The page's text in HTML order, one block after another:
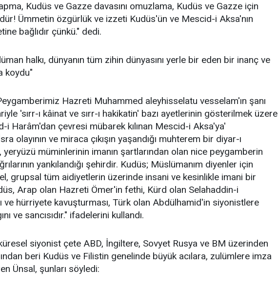
Kudüs ve Gazze davasını omuzlama, Kudüs ve Gazze için
Ümmetin özgürlük ve izzeti Kudüs'ün ve Mescid-i Aksa'nın
bağlıdır çünkü." dedi.
halkı, dünyanın tüm zihin dünyasını yerle bir eden bir inanç ve
koydu"
Hazreti Muhammed aleyhisselatu vesselam'ın şanı
'sırr-ı kâinat ve sırr-ı hakikatin' bazı ayetlerinin gösterilmek üzere
i Harâm'dan çevresi mübarek kılınan Mescid-i Aksa'ya'
olayının ve miraca çıkışın yaşandığı muhterem bir diyar-ı
yeryüzü müminlerinin imanın şartlarından olan nice peygamberin
yankılandığı şehirdir. Kudüs; Müslümanım diyenler için
grupsal tüm aidiyetlerin üzerinde insani ve kesinlikle imani bir
Arap olan Hazreti Ömer'in fethi, Kürd olan Selahaddin-i
ve hürriyete kavuşturması, Türk olan Abdülhamid'in siyonistlere
ve sancısıdır." ifadelerini kullandı.
siyonist çete ABD, İngiltere, Sovyet Rusya ve BM üzerinden
beri Kudüs ve Filistin genelinde büyük acılara, zulümlere imza
Ünsal, şunları söyledi: